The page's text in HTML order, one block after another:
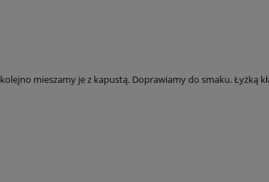
mieszamy je z kapustą. Doprawiamy do smaku. Łyżką